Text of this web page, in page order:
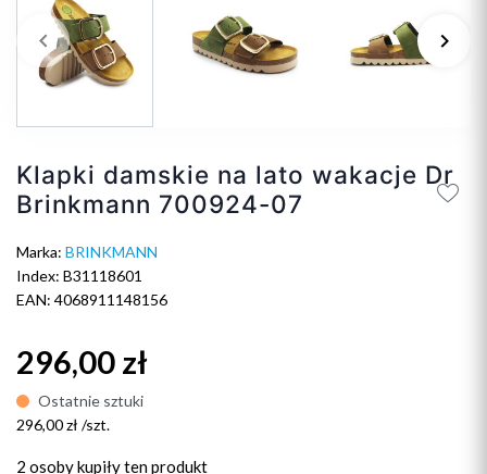
Poprzedni
keyboard_arrow_left keyboard_arrow_right
Klapki damskie na lato wakacje Dr
Brinkmann 700924-07
Marka: BRINKMANN
Index: B31118601
EAN: 4068911148156
296,00 zł
Ostatnie sztuki
296,00 zł /szt.
2 osobykupiły ten produkt